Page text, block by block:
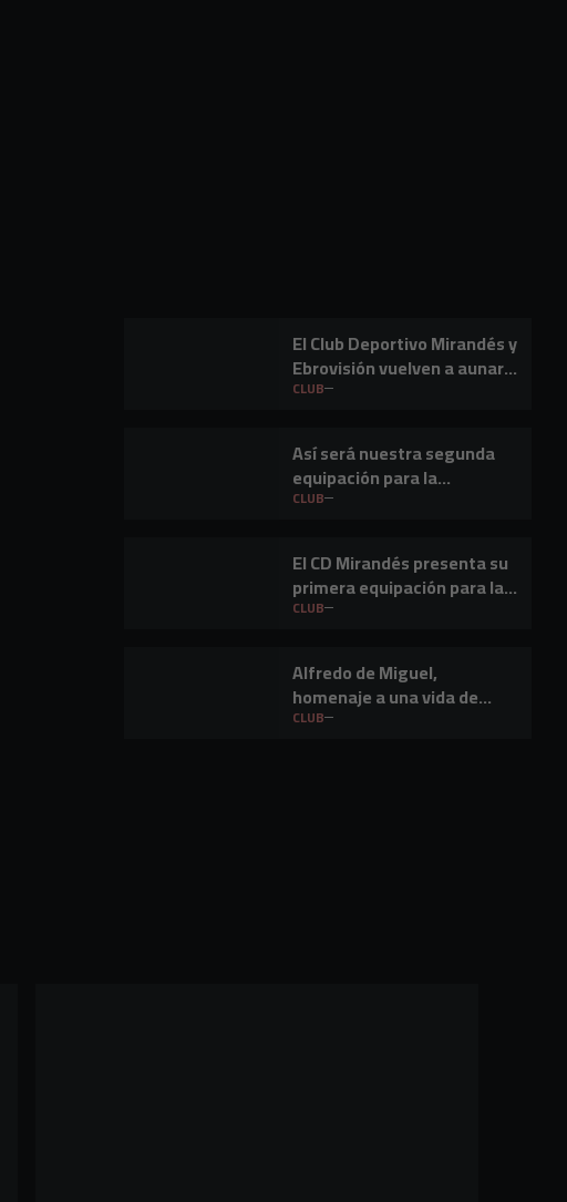
El Club Deportivo Mirandés y
Ebrovisión vuelven a aunar
fútbol y música en Miranda
CLUB
Así será nuestra segunda
equipación para la
temporada 2026-27
CLUB
El CD Mirandés presenta su
primera equipación para la
temporada 2026/27
CLUB
Alfredo de Miguel,
homenaje a una vida de
empresario en Miranda de
CLUB